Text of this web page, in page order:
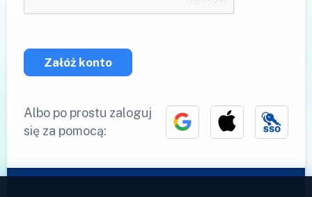
Załóż konto
Albo po prostu zaloguj
się za pomocą: